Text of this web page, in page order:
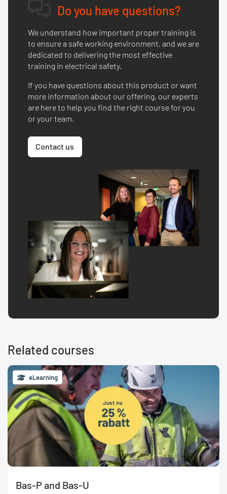
Do you have questions?
We understand how important proper training is
to ensure a safe working environment, and we are
dedicated to delivering the most effective
training in electrical safety.
If you have questions about this product or want
more information about our offering, our experts
are here to help you find the right course for you
or your team.
Contact us
Related courses
eLearning
Bas-P and Bas-U